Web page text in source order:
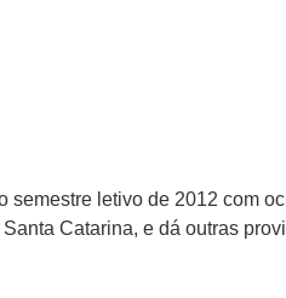
letivo de 2012 com
Catarina, e dá outras